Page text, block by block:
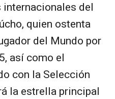
del
quien ostenta
del Mundo por
así como el
con la Selección
la estrella principal